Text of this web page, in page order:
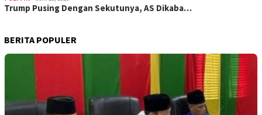
Trump Pusing Dengan Sekutunya, AS Dikaba…
BERITA POPULER